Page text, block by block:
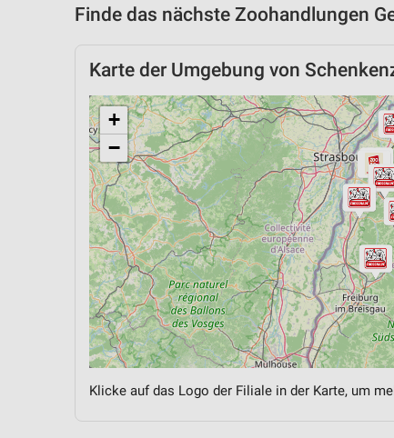
Finde das nächste Zoohandlungen
Karte der Umgebung von
+
−
Klicke auf das Logo der Filiale in der Karte, um